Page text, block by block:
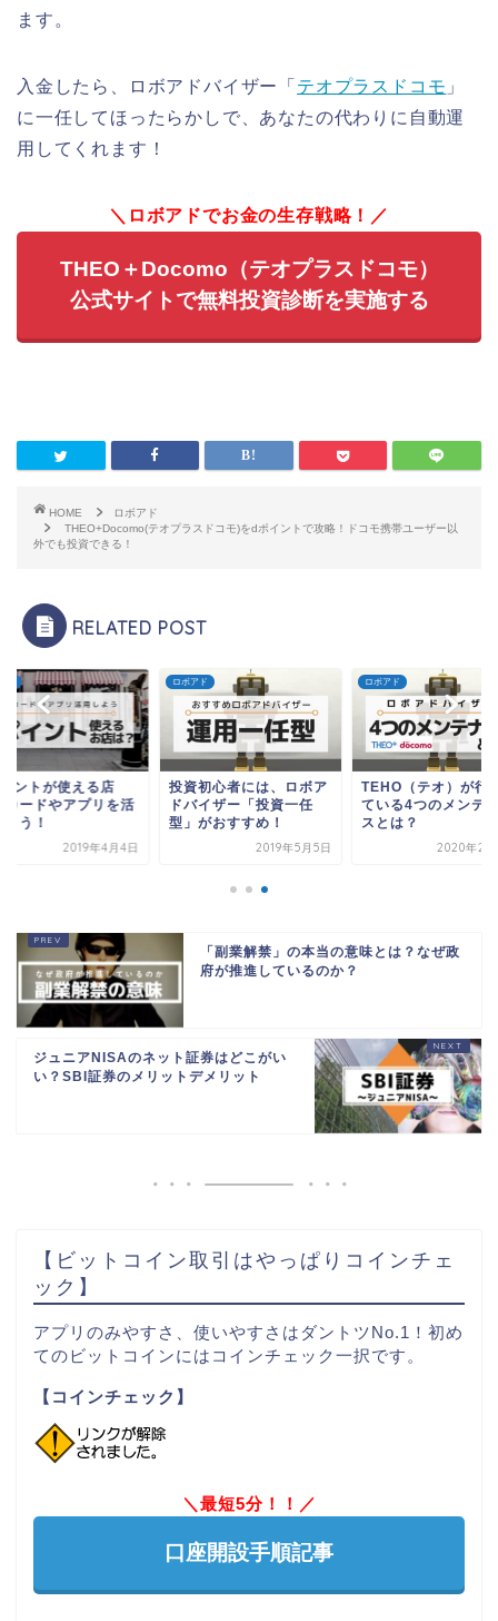
ます。
入金したら、ロボアドバイザー「 テオプラスドコモ 」
に一任してほったらかしで、あなたの代わりに自動運
用してくれます！
＼ロボアドでお金の生存戦略！／
THEO＋Docomo（テオプラスドコモ）
公式サイトで無料投資診断を実施する
HOME
ロボアド
THEO+Docomo(テオプラスドコモ)をdポイントで攻略！ドコモ携帯ユーザー以
外でも投資できる！
RELATED POST
ントが使える店
カードやアプリを活
う！
2019年4月4日
ロボアド
投資初心者には、ロボア
ドバイザー「投資一任
型」がおすすめ！
2019年5月5日
ロボアド
TEHO（テオ）が行
ている4つのメンテ
スとは？
2020年2
「副業解禁」の本当の意味とは？なぜ政
府が推進しているのか？
ジュニアNISAのネット証券はどこがい
い？SBI証券のメリットデメリット
【ビットコイン取引はやっぱりコインチェ
ック】
アプリのみやすさ、使いやすさはダントツNo.1！初め
てのビットコインにはコインチェック一択です。
【コインチェック】
＼最短5分！！／
口座開設手順記事